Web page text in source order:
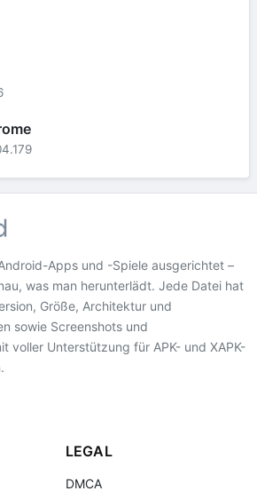
Apps und -Spiele ausgerichtet –
was man herunterlädt. Jede Datei hat
Größe, Architektur und
sowie Screenshots und
voller Unterstützung für APK- und XAPK-
LEGAL
DMCA